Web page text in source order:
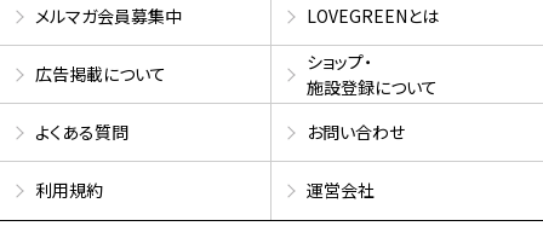
メルマガ会員募集中 LOVEGREENとは
広告掲載について
ショップ・
施設登録について
よくある質問
お問い合わせ
利用規約 運営会社